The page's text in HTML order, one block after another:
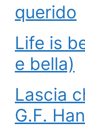
querido
Life is
e bella)
Lascia
G.F.